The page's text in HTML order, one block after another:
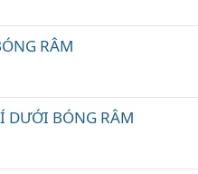
RÂM
DƯỚI BÓNG RÂM